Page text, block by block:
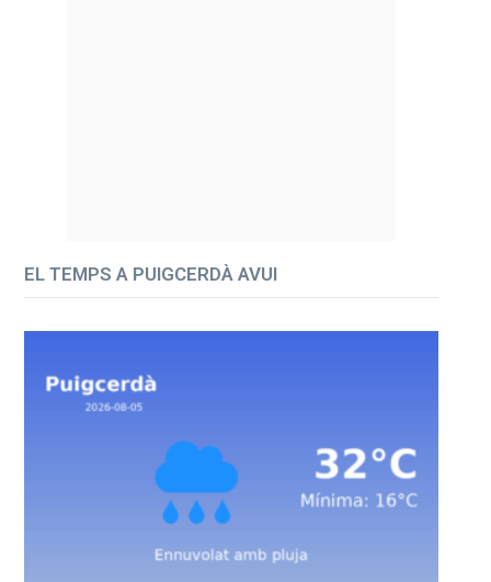
EL TEMPS A PUIGCERDÀ AVUI